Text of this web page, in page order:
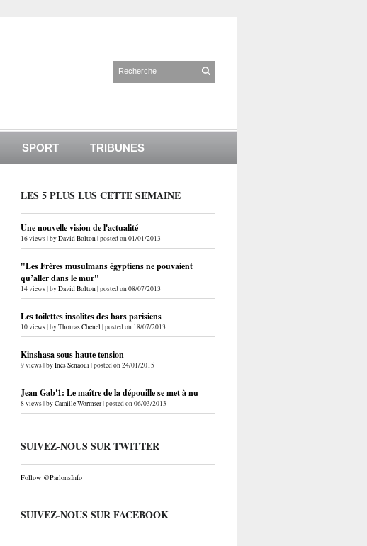
SPORT TRIBUNES
LES 5 PLUS LUS CETTE SEMAINE
Une nouvelle vision de l'actualité
16 views|byDavid Bolton|posted on 01/01/2013
"Les Frères musulmans égyptiens ne pouvaient
qu’aller dans le mur"
14 views|byDavid Bolton|posted on 08/07/2013
Les toilettes insolites des bars parisiens
10 views|byThomas Chenel |posted on 18/07/2013
Kinshasa sous haute tension
9 views|byInès Senaoui |posted on 24/01/2015
Jean Gab'1: Le maître de la dépouille se met à nu
8 views|byCamille Wormser|posted on 06/03/2013
SUIVEZ-NOUS SUR TWITTER
Follow @ParlonsInfo
SUIVEZ-NOUS SUR FACEBOOK